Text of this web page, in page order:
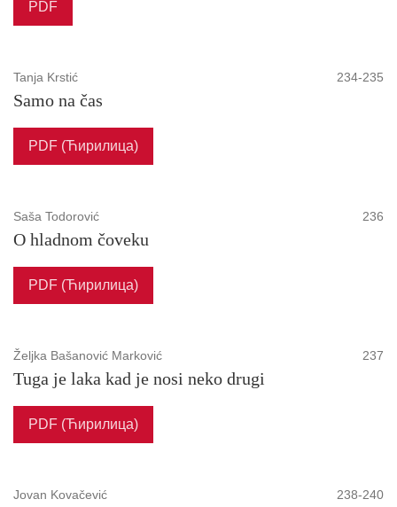
PDF
Tanja Krstić 234-235
Samo na čas
PDF (Ћирилица)
Saša Todorović 236
O hladnom čoveku
PDF (Ћирилица)
Željka Bašanović Marković 237
Tuga je laka kad je nosi neko drugi
PDF (Ћирилица)
Jovan Kovačević 238-240